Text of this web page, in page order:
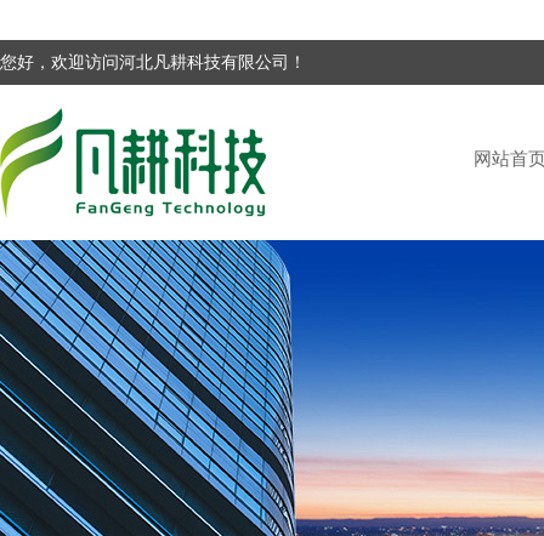
您好，欢迎访问河北凡耕科技有限公司！
网站首